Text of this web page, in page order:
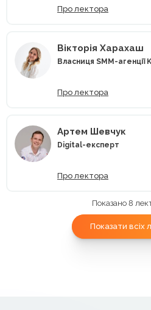
Про лектора
Вікторія Харахаш
Власниця SMM-агенції
Про лектора
Артем Шевчук
Digital-експерт
Про лектора
Показано 8
Показати всіх